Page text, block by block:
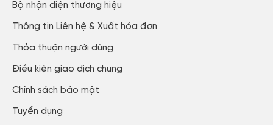
Bộ nhận diện thương hiệu
Thông tin Liên hệ & Xuất hóa đơn​
Thỏa thuận người dùng​
Điều kiện giao dịch chung
Chính sách bảo mật​
Tuyển dụng​